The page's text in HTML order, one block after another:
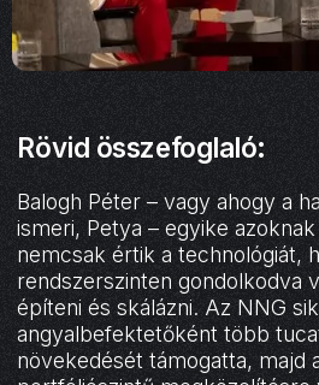
Rövid összefoglaló:
Balogh Péter – vagy ahogy a
ismeri, Petya – egyike
nemcsak értik a technológiát,
rendszerszinten gondolkodva
építeni és skálázni. Az NNG
angyalbefektetőként több
növekedését támogatta, majd